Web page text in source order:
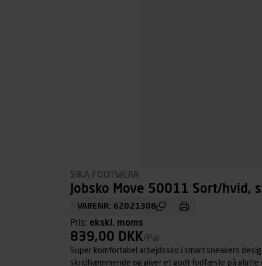
SIKA FOOTWEAR
Jobsko Move 50011 Sort/hvid,
VARENR: 62021308
Pris: ekskl. moms
839,00 DKK/Par
Super komfortabel arbejdssko i smart sneakers
skridhæmmende og giver et godt fodfæste på glatte